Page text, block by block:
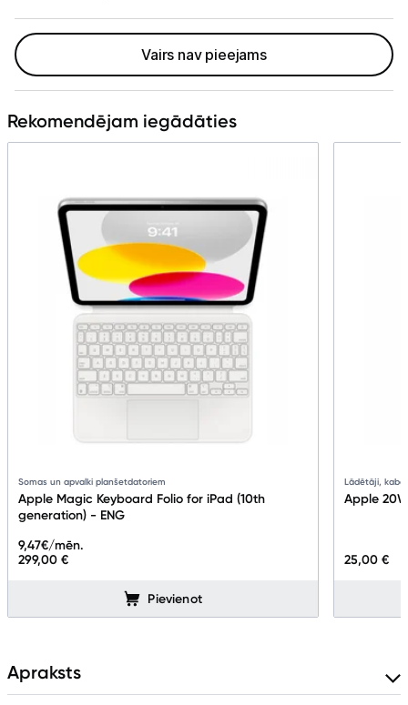
Sadzīves tehnika
Skaistumkopšana
Sports un atpūta
Vēlmju saraksts
Blogs
Piegāde un apmaksa
Tehnikas izvešana
Uzņēmumiem
Tet pakalpojumi
Kontakti
Informācija
Vairs nav pieejams
Rekomendējam iegādāties
Somas un apvalki planšetdatoriem
Apple Magic Keyboard Folio for iPad (10th
generation) - ENG
299,00 €
9,47€/mēn.
Pievienot
Lādētāji,
Apple
25,00 €
Apraksts